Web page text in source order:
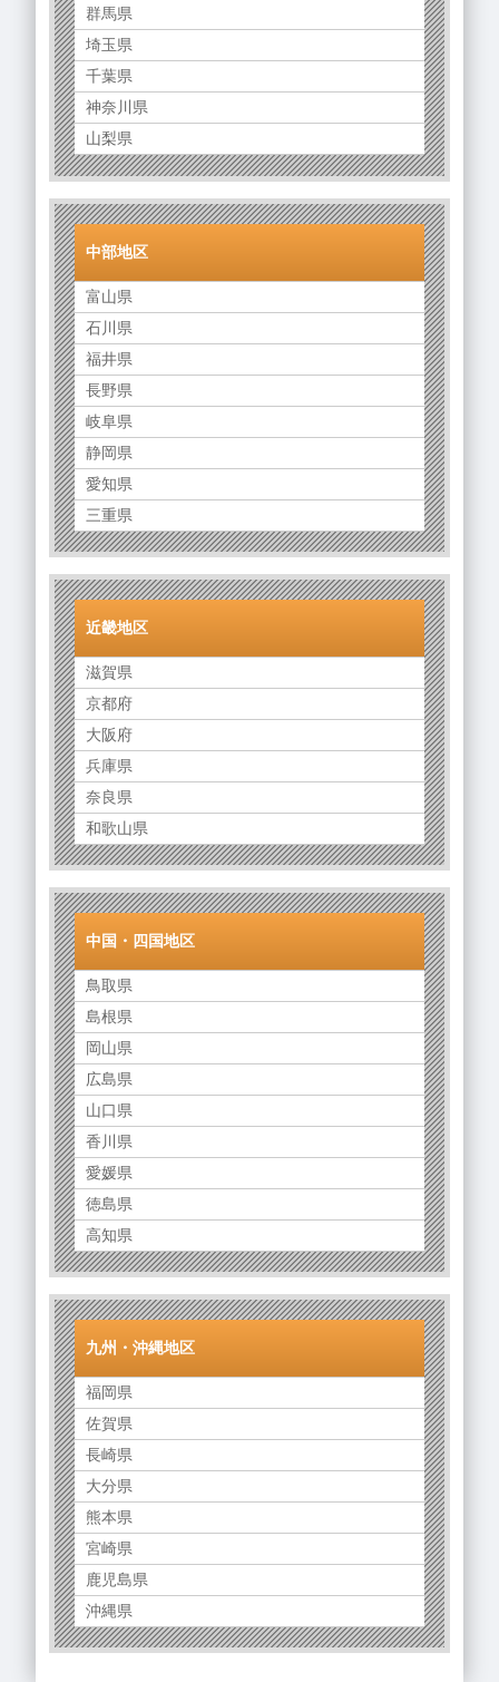
群馬県
埼玉県
千葉県
神奈川県
山梨県
中部地区
富山県
石川県
福井県
長野県
岐阜県
静岡県
愛知県
三重県
近畿地区
滋賀県
京都府
大阪府
兵庫県
奈良県
和歌山県
中国・四国地区
鳥取県
島根県
岡山県
広島県
山口県
香川県
愛媛県
徳島県
高知県
九州・沖縄地区
福岡県
佐賀県
長崎県
大分県
熊本県
宮崎県
鹿児島県
沖縄県